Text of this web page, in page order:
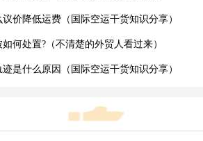
价降低运费（国际空运干货知识分享）
何处置?（不清楚的外贸人看过来）
是什么原因（国际空运干货知识分享）